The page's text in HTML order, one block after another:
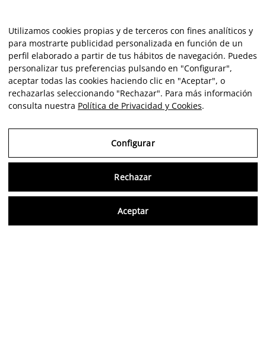
Utilizamos cookies propias y de terceros con fines analíticos y
para mostrarte publicidad personalizada en función de un
perfil elaborado a partir de tus hábitos de navegación. Puedes
personalizar tus preferencias pulsando en "Configurar",
aceptar todas las cookies haciendo clic en "Aceptar", o
rechazarlas seleccionando "Rechazar". Para más información
consulta nuestra Política de Privacidad y Cookies.
Configurar
Rechazar
Aceptar